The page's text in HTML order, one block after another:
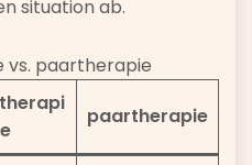
situation ab.
vs. paartherapie
e
paartherapie